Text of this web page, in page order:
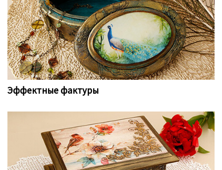
Эффектные фактуры